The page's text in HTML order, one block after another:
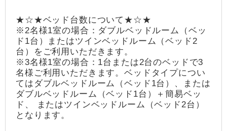
★☆★ベッド台数について★☆★
※2名様1室の場合：ダブルベッドルーム（ベッ
ド1台）またはツインベッドルーム（ベッド2
台）をご利用いただきます。
※3名様1室の場合：1台または2台のベッドで3
名様ご利用いただきます。ベッドタイプについ
てはダブルベッドルーム（ベッド1台）、または
ダブルベッドルーム（ベッド1台）＋簡易ベッ
ド、 またはツインベッドルーム（ベッド2台）
となります。